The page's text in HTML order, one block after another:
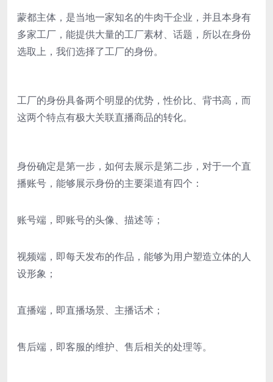
蒙都主体，是当地一家知名的牛肉干企业，并且本身有
多家工厂，能提供大量的工厂素材、话题，所以在身份
选取上，我们选择了工厂的身份。
工厂的身份具备两个明显的优势，性价比、背书高，而
这两个特点有极大关联直播商品的转化。
身份确定是第一步，如何去展示是第二步，对于一个直
播账号，能够展示身份的主要渠道有四个：
账号端，即账号的头像、描述等；
视频端，即每天发布的作品，能够为用户塑造立体的人
设形象；
直播端，即直播场景、主播话术；
售后端，即客服的维护、售后相关的处理等。